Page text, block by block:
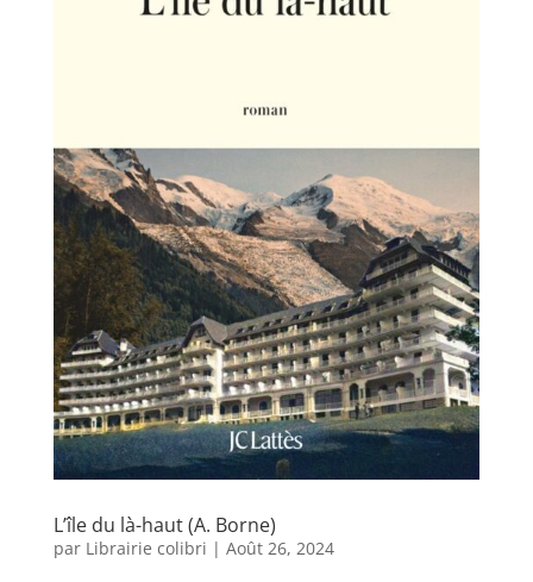
L’île du là-haut (A. Borne)
par Librairie colibri | Août 26, 2024